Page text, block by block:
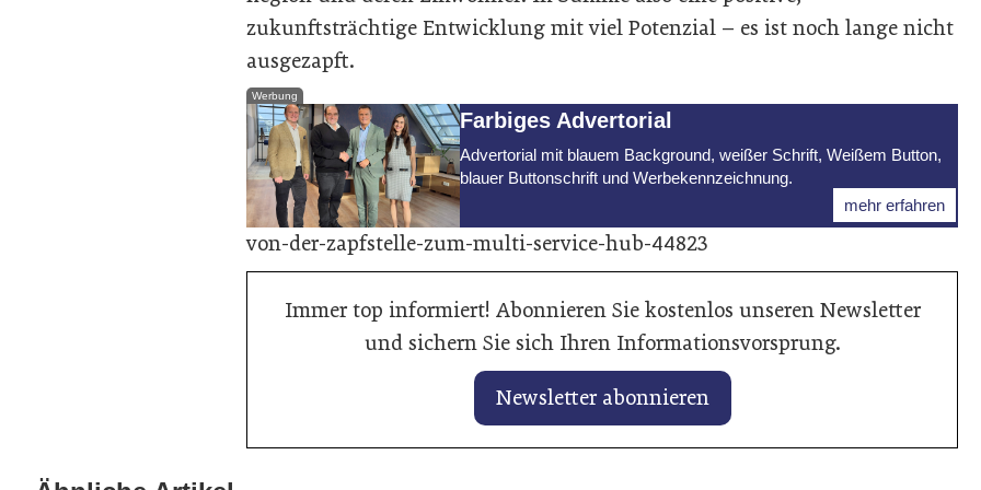
zukunftsträchtige Entwicklung mit viel Potenzial – es ist noch lange nicht
ausgezapft.
Werbung
Farbiges Advertorial
Advertorial mit blauem Background, weißer Schrift, Weißem Button,
blauer Buttonschrift und Werbekennzeichnung.
mehr erfahren
von-der-zapfstelle-zum-multi-service-hub-44823
Immer top informiert! Abonnieren Sie kostenlos unseren Newsletter
und sichern Sie sich Ihren Informationsvorsprung.
Newsletter abonnieren
27. Januar 2026 25. Januar 2026